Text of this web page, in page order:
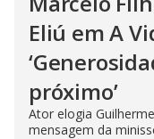
Eliú em A
próximo’
Ator elogia
mensagem da